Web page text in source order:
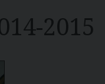
2015